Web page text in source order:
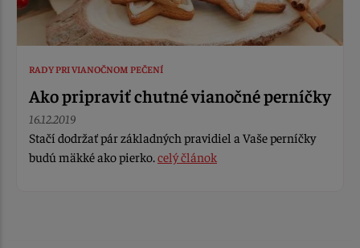
RADY PRI VIANOČNOM PEČENÍ
Ako pripraviť chutné vianočné perníčky
16.12.2019
Stačí dodržať pár základných pravidiel a Vaše perníčky
budú mäkké ako pierko.celý článok